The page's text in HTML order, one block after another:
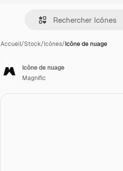
Accueil/Stock/Icônes/Icône de nuage
Icône de nuage
Magnific